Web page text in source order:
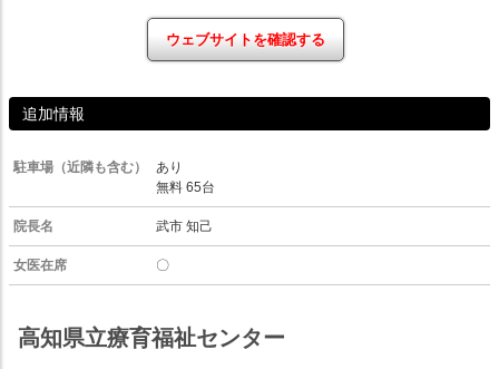
ウェブサイトを確認する
追加情報
駐車場（近隣も含む）
あり
無料 65台
院長名 武市 知己
女医在席 〇
高知県立療育福祉センター